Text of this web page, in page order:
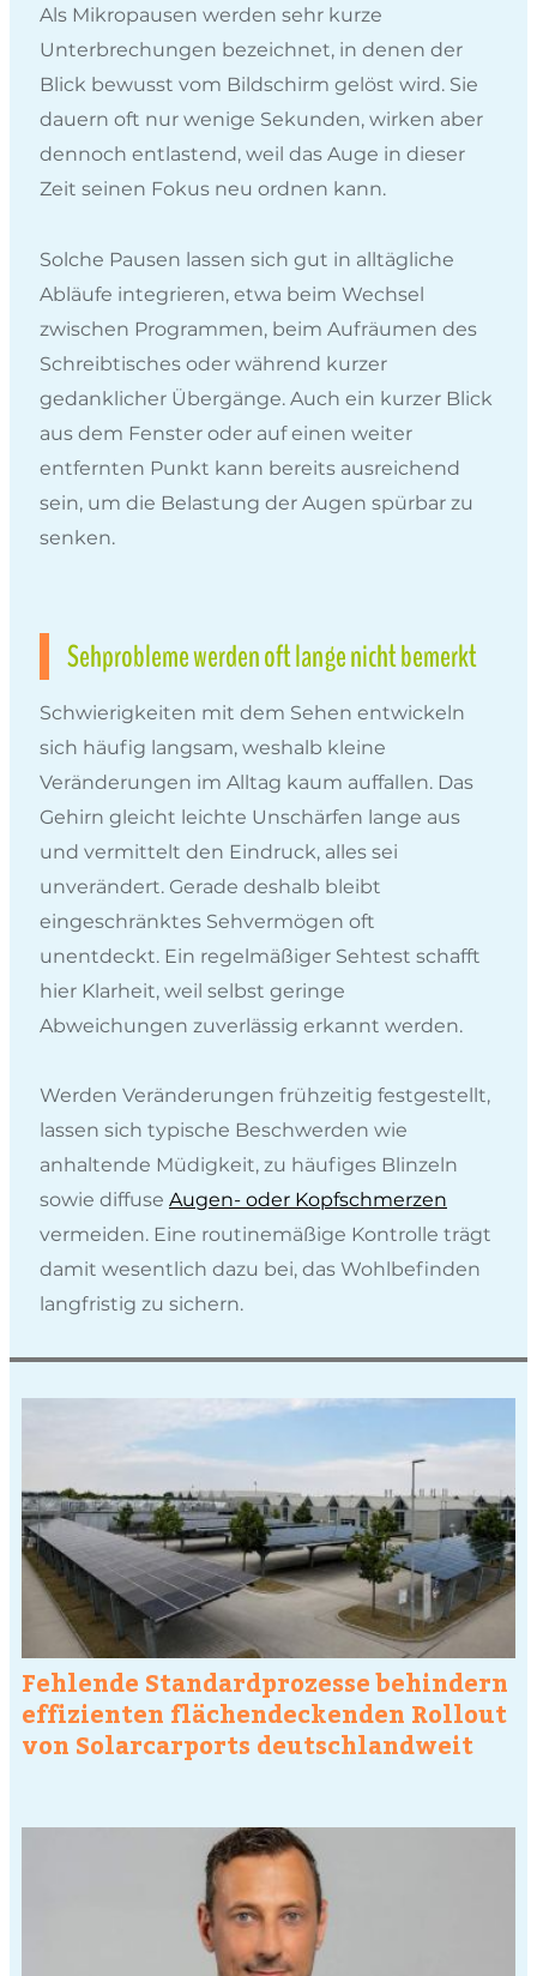
Als Mikropausen werden sehr kurze
Unterbrechungen bezeichnet, in denen der
Blick bewusst vom Bildschirm gelöst wird. Sie
dauern oft nur wenige Sekunden, wirken aber
dennoch entlastend, weil das Auge in dieser
Zeit seinen Fokus neu ordnen kann.
Solche Pausen lassen sich gut in alltägliche
Abläufe integrieren, etwa beim Wechsel
zwischen Programmen, beim Aufräumen des
Schreibtisches oder während kurzer
gedanklicher Übergänge. Auch ein kurzer Blick
aus dem Fenster oder auf einen weiter
entfernten Punkt kann bereits ausreichend
sein, um die Belastung der Augen spürbar zu
senken.
Sehprobleme werden oft lange nicht bemerkt
Schwierigkeiten mit dem Sehen entwickeln
sich häufig langsam, weshalb kleine
Veränderungen im Alltag kaum auffallen. Das
Gehirn gleicht leichte Unschärfen lange aus
und vermittelt den Eindruck, alles sei
unverändert. Gerade deshalb bleibt
eingeschränktes Sehvermögen oft
unentdeckt. Ein regelmäßiger Sehtest schafft
hier Klarheit, weil selbst geringe
Abweichungen zuverlässig erkannt werden.
Werden Veränderungen frühzeitig festgestellt,
lassen sich typische Beschwerden wie
anhaltende Müdigkeit, zu häufiges Blinzeln
sowie diffuse Augen- oder Kopfschmerzen
vermeiden. Eine routinemäßige Kontrolle trägt
damit wesentlich dazu bei, das Wohlbefinden
langfristig zu sichern.
Fehlende Standardprozesse behindern
effizienten flächendeckenden Rollout
von Solarcarports deutschlandweit